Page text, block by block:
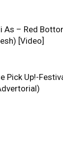
As – Red
[Video]
Pick Up!-